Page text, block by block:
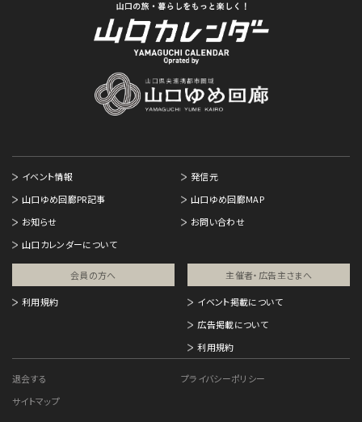
イベント情報
発信元
山口ゆめ回廊PR記事
山口ゆめ回廊MAP
お知らせ
お問い合わせ
山口カレンダーについて
会員の方へ
利用規約
主催者・広告主さまへ​
イベント掲載について
広告掲載について
利用規約
退会する
プライバシーポリシー
サイトマップ